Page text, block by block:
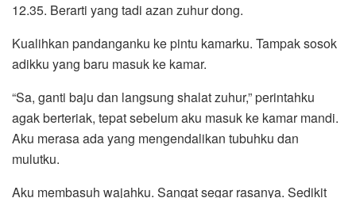
12.35. Berarti yang tadi azan zuhur dong.
Kualihkan pandanganku ke pintu kamarku. Tampak sosok
adikku yang baru masuk ke kamar.
“Sa, ganti baju dan langsung shalat zuhur,” perintahku
agak berteriak, tepat sebelum aku masuk ke kamar mandi.
Aku merasa ada yang mengendalikan tubuhku dan
mulutku.
Aku membasuh wajahku. Sangat segar rasanya. Sedikit